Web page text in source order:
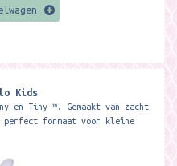
Kids
en Tiny ™. Gemaakt van zacht
perfect formaat voor kleine